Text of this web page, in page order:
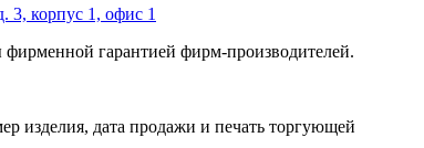
3, корпус 1, офис 1
гарантией фирм-производителей.
изделия, дата продажи и печать торгующей